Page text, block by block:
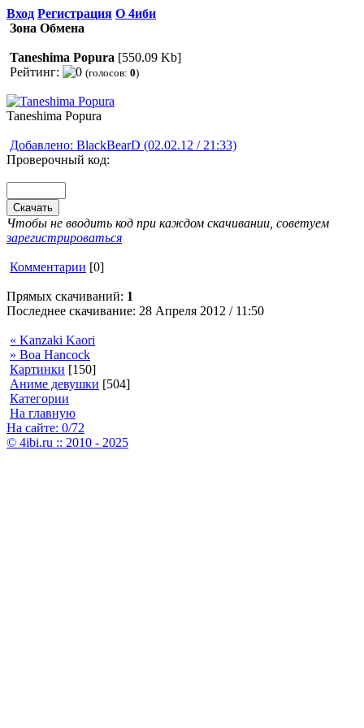
Вход Регистрация О 4иби
Зона Обмена
Taneshima Popura [550.09 Kb]
Рейтинг:
(голосов: 0)
Taneshima Popura
Добавлено: BlackBearD (02.02.12 / 21:33)
Проверочный код:
Чтобы не вводить код при каждом скачивании, советуем
зарегистрироваться
Комментарии [0]
Прямых скачиваний: 1
Последнее скачивание: 28 Апреля 2012 / 11:50
« Kanzaki Kaori
» Boa Hancock
Картинки [150]
Аниме девушки [504]
Категории
На главную
На сайте: 0/72
© 4ibi.ru :: 2010 - 2025